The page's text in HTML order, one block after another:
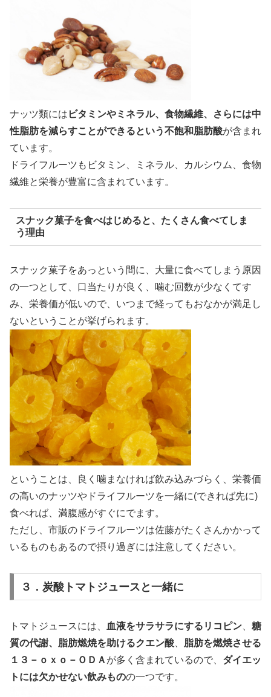
ナッツ類には ビタミンやミネラル、食物繊維、さらには中
性脂肪を減らすことができるという不飽和脂肪酸が含まれ
ています。
ドライフルーツもビタミン、ミネラル、カルシウム、食物
繊維と栄養が豊富に含まれています。
スナック菓子を食べはじめると、たくさん食べてしま
う理由
スナック菓子をあっという間に、大量に食べてしまう原因
の一つとして、口当たりが良く、噛む回数が少なくてす
み、栄養価が低いので、いつまで経ってもおなかが満足し
ないということが挙げられます。
ということは、良く噛まなければ飲み込みづらく、栄養価
の高いのナッツやドライフルーツを一緒に(できれば先に)
食べれば、満腹感がすぐにでます。
ただし、市販のドライフルーツは佐藤がたくさんかかって
いるものもあるので摂り過ぎには注意してください。
３．炭酸トマトジュースと一緒に
トマトジュースには、 血液をサラサラにするリコピン、 糖
質の代謝、脂肪燃焼を助けるクエン酸、 脂肪を燃焼させる
１３－ｏｘｏ－ＯＤＡ が多く含まれているので、 ダイエッ
トには欠かせない飲みものの一つです。